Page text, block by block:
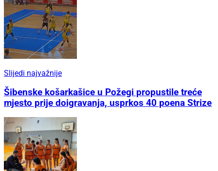
Slijedi najvažnije
Šibenske košarkašice u Požegi propustile treće
mjesto prije doigravanja, usprkos 40 poena Strize